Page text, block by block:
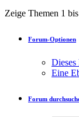
Zeige Themen 1
Forum-Optionen
Dieses
Eine
Forum